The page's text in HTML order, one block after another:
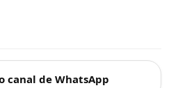
canal de WhatsApp